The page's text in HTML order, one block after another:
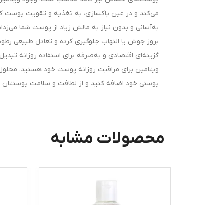
می‌کند و در عین پاکسازی، به تغذیه و تقویت پوست
به‌آسانی و بدون نیاز به مالش زیاد از پوست شما
گزینه‌ای اقتصادی و به‌صرفه برای استفاده روزانه
ویتامین برای مراقبت روزانه پوست خود هستید،
پوستی خود اضافه کنید و از لطافت و سلامت پوستتان
محصولات مشابه